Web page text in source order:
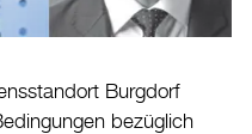
Burgdorf
bezüglich